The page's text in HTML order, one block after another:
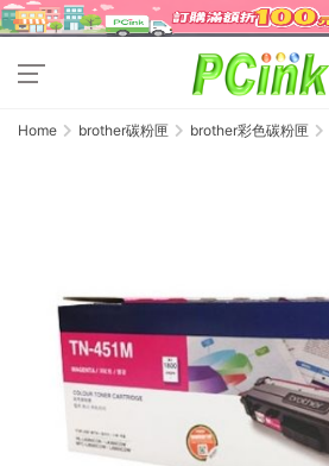
Home brother碳粉匣 brother彩色碳粉匣